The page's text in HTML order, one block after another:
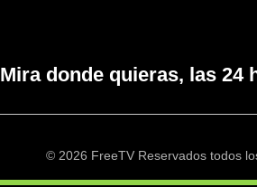
Mira donde quieras, las 24
© 2026 FreeTV Reservados todos